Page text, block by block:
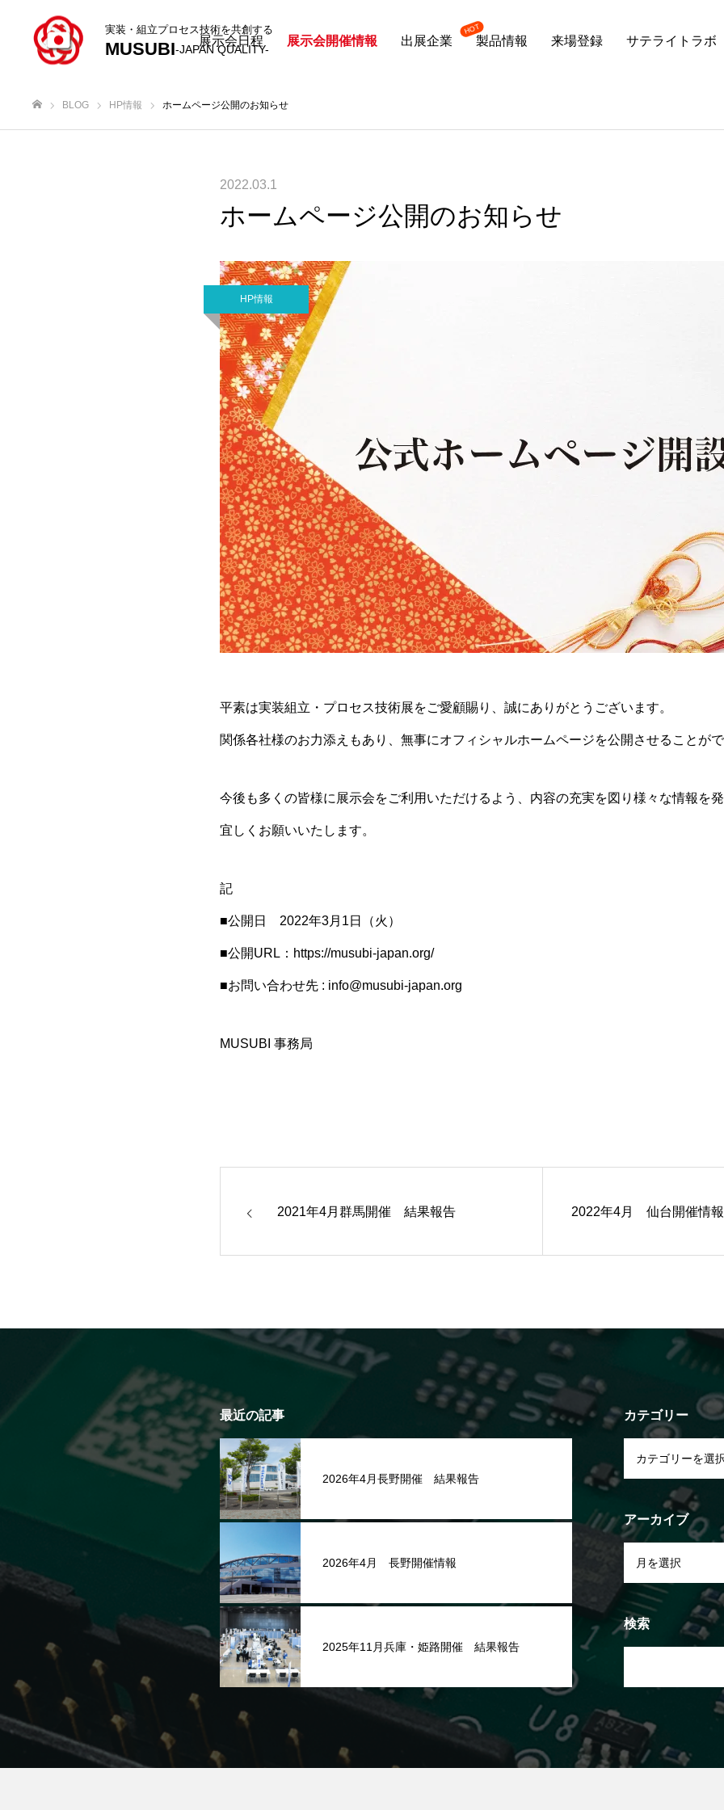
実装・組立プロセス技術を共創する
MUSUBI-JAPAN QUALITY-
展示会日程 展示会開催情報 出展企業 製品情報 来場登録 サテライトラボ
BLOG HP情報 ホームページ公開のお知らせ
2022.03.1
ホームページ公開のお知らせ
HP情報
平素は実装組立・プロセス技術展をご愛顧賜り、誠にありがとうございます。
関係各社様のお力添えもあり、無事にオフィシャルホームページを公開させることが
今後も多くの皆様に展示会をご利用いただけるよう、内容の充実を図り様々な情報を
宜しくお願いいたします。
記
■公開日 2022年3月1日（火）
■公開URL：https://musubi-japan.org/
■お問い合わせ先 : info@musubi-japan.org
MUSUBI 事務局
2021年4月群馬開催 結果報告 2022年4月 仙台開催情報
最近の記事
2026年4月長野開催 結果報告
2026年4月 長野開催情報
2025年11月兵庫・姫路開催 結果報告
カテゴリー
アーカイブ
検索